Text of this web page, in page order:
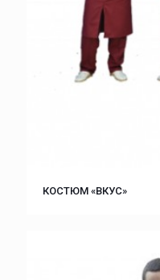
КОСТЮМ «ВКУС»